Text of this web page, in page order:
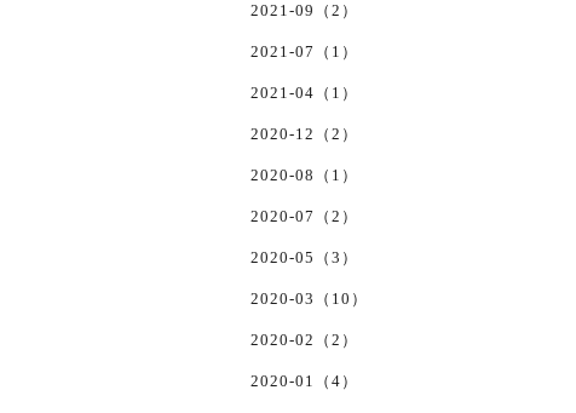
2021-09（2）
2021-07（1）
2021-04（1）
2020-12（2）
2020-08（1）
2020-07（2）
2020-05（3）
2020-03（10）
2020-02（2）
2020-01（4）